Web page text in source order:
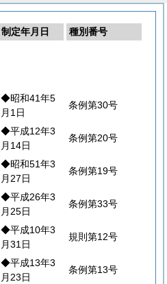
制定年月日
種別番号
◆昭和41年5
月1日
条例第30号
◆平成12年3
月14日
条例第20号
◆昭和51年3
月27日
条例第19号
◆平成26年3
月25日
条例第33号
◆平成10年3
月31日
規則第12号
◆平成13年3
月23日
条例第13号